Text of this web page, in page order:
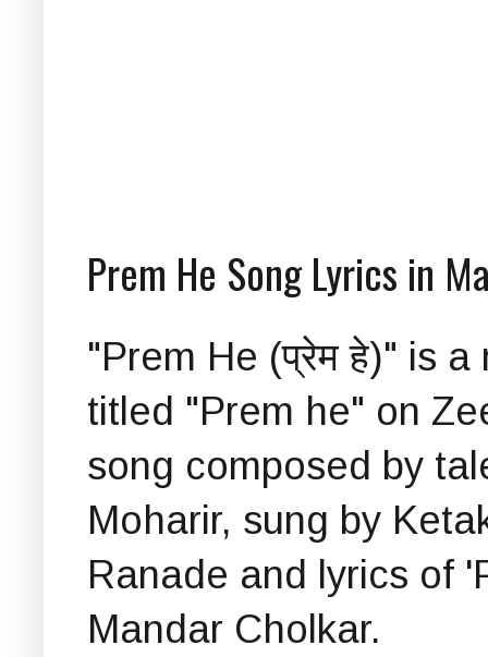
Prem He Song Lyrics in
"Prem He (प्रेम हे)" is
titled "Prem he" on
song composed by
Moharir, sung by
Ranade and lyrics of
Mandar Cholkar.